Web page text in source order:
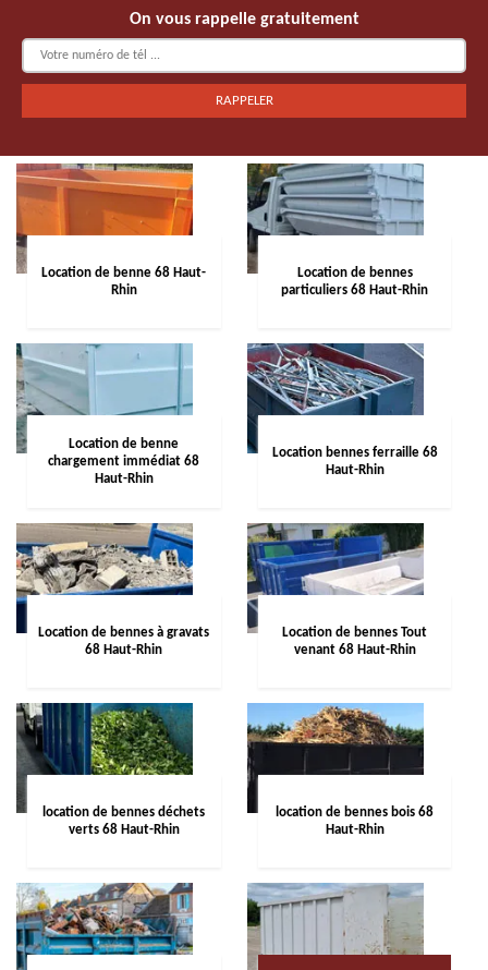
On vous rappelle gratuitement
Location de benne 68 Haut-
Rhin
Location de bennes
particuliers 68 Haut-Rhin
Location de benne
chargement immédiat 68
Haut-Rhin
Location bennes ferraille 68
Haut-Rhin
Location de bennes à gravats
68 Haut-Rhin
Location de bennes Tout
venant 68 Haut-Rhin
location de bennes déchets
verts 68 Haut-Rhin
location de bennes bois 68
Haut-Rhin